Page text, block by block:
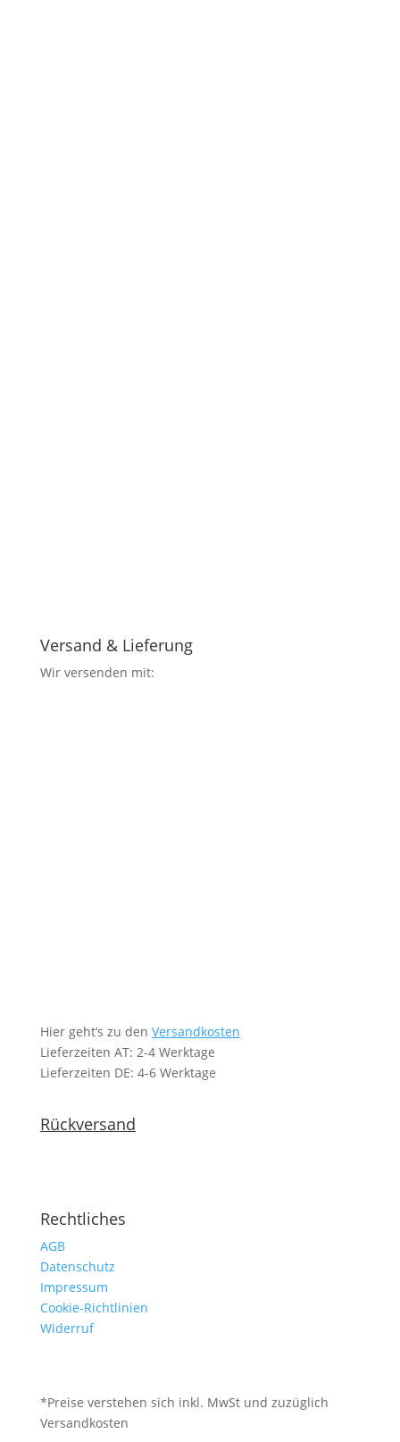
Versand & Lieferung
Wir versenden mit:
Hier geht’s zu den Versandkosten
Lieferzeiten AT: 2-4 Werktage
Lieferzeiten DE: 4-6 Werktage
Rückversand
Rechtliches
AGB
Datenschutz
Impressum
Cookie-Richtlinien
Widerruf
*Preise verstehen sich inkl. MwSt und zuzüglich
Versandkosten